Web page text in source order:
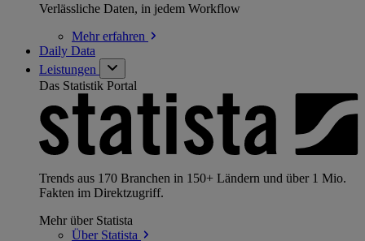
Verlässliche Daten, in jedem Workflow
Mehrerfahren
Daily Data
Leistungen
Das Statistik Portal
Trends aus 170 Branchen in 150+ Ländern und über 1 Mio.
Fakten im Direktzugriff.
Mehr über Statista
Über Statista